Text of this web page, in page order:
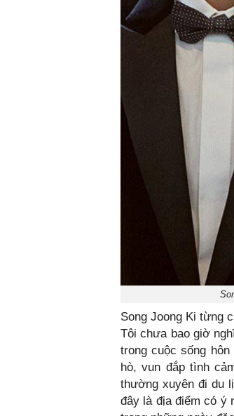
Song Joong Ki từng
Tôi chưa bao giờ
trong cuộc sống
hò, vun đắp tình
thường xuyên đi du
đây là địa điểm có ý